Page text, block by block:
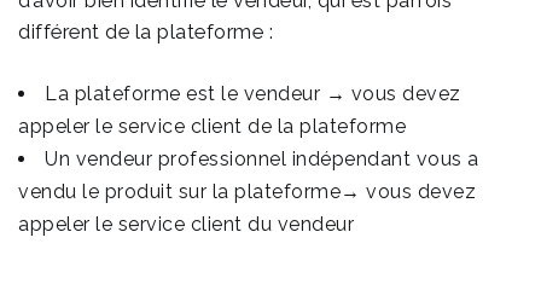
différent de la plateforme :
La plateforme est le vendeur → vous devez
appeler le service client de la plateforme
Un vendeur professionnel indépendant vous a
vendu le produit sur la plateforme→ vous devez
appeler le service client du vendeur